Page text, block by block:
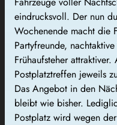
eindrucksvoll. Der nun
Wochenende macht die
Partyfreunde,
Frühaufsteher
Postplatztreffen jeweils
Das Angebot in den
bleibt wie bisher.
Postplatz wird wegen